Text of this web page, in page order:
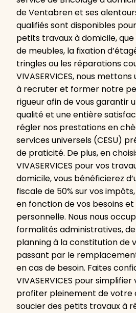
de Ventabren et ses
qualifiés sont disponibles
petits travaux à domicile,
de meubles, la fixation
tringles ou les réparations
VIVASERVICES, nous
à recruter et former notre
rigueur afin de vous garantir
qualité et une entière
régler nos prestations en
services universels (CESU)
de praticité. De plus, en
VIVASERVICES pour vos
domicile, vous bénéficierez
fiscale de 50% sur vos
en fonction de vos besoins
personnelle. Nous nous
formalités administratives,
planning à la constitution de
passant par le
en cas de besoin. Faites
VIVASERVICES pour
profiter pleinement de votre
soucier des petits travaux à